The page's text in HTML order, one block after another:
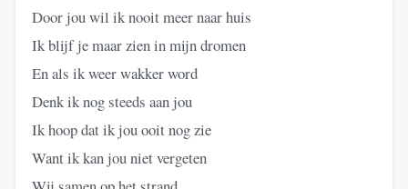
Door jou wil ik nooit meer naar huis
Ik blijf je maar zien in mijn dromen
En als ik weer wakker word
Denk ik nog steeds aan jou
Ik hoop dat ik jou ooit nog zie
Want ik kan jou niet vergeten